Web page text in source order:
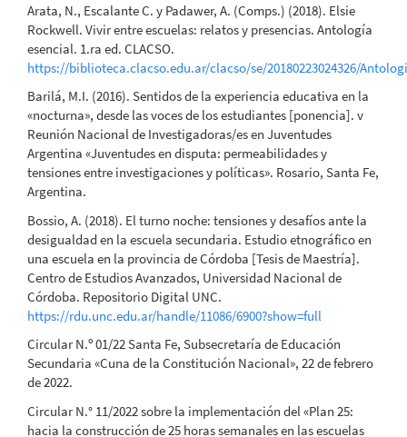
Arata, N., Escalante C. y Padawer, A. (Comps.) (2018). Elsie
Rockwell. Vivir entre escuelas: relatos y presencias. Antología
esencial. 1.ra ed. CLACSO.
https://biblioteca.clacso.edu.ar/clacso/se/20180223024326/
Barilá, M.I. (2016). Sentidos de la experiencia educativa en la
«nocturna», desde las voces de los estudiantes [ponencia]. v
Reunión Nacional de Investigadoras/es en Juventudes
Argentina «Juventudes en disputa: permeabilidades y
tensiones entre investigaciones y políticas». Rosario, Santa Fe,
Argentina.
Bossio, A. (2018). El turno noche: tensiones y desafíos ante la
desigualdad en la escuela secundaria. Estudio etnográfico en
una escuela en la provincia de Córdoba [Tesis de Maestría].
Centro de Estudios Avanzados, Universidad Nacional de
Córdoba. Repositorio Digital UNC.
https://rdu.unc.edu.ar/handle/11086/6900?show=full
Circular N.º 01/22 Santa Fe, Subsecretaría de Educación
Secundaria «Cuna de la Constitución Nacional», 22 de febrero
de 2022.
Circular N.° 11/2022 sobre la implementación del «Plan 25:
hacia la construcción de 25 horas semanales en las escuelas